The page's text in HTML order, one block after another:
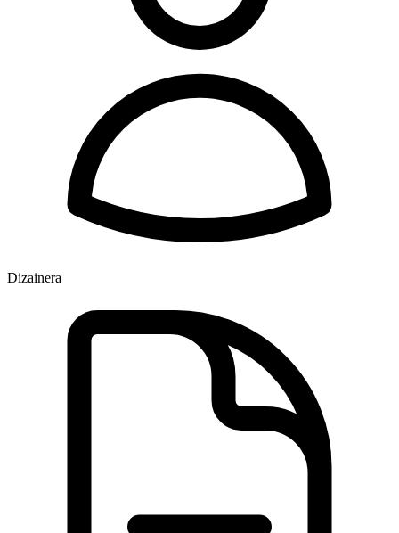
Dizainera